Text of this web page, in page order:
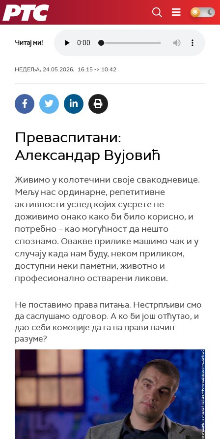
РТС
Читај ми!
НЕДЕЉА, 24.05.2026, 16:15 -> 10:42
Преваспитани:
Александар Вујовић
Живимо у колотечини своје свакодневице.
Мељу нас ординарне, репетитивне
активности услед којих сусрете не
доживимо онако како би било корисно, и
потребно – као могућност да нешто
спознамо. Овакве прилике машимо чак и у
случају када нам буду, неком приликом,
доступни неки паметни, животно и
професионално остварени ликови.
Не поставимо права питања. Нестрпљиви смо
да саслушамо одговор. А ко би још отћутао, и
дао себи комоције да га на прави начин
разуме?